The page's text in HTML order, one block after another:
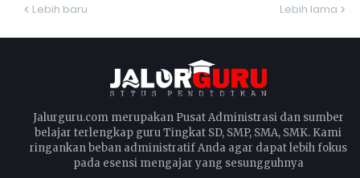
Lebih baru Lebih lama
Jalurguru.com merupakan Pusat Administrasi dan sumber
belajar terlengkap guru Tingkat SD, SMP, SMA, SMK. Kami
ringankan beban administratif Anda agar dapat lebih fokus
pada esensi mengajar yang sesungguhnya